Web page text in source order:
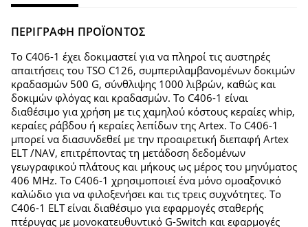
ΠΕΡΙΓΡΑΦΗ ΠΡΟΪΟΝΤΟΣ
Το C406-1 έχει δοκιμαστεί για να πληροί τις αυστηρές
απαιτήσεις του TSO C126, συμπεριλαμβανομένων δοκιμών
κραδασμών 500 G, σύνθλιψης 1000 λιβρών, καθώς και
δοκιμών φλόγας και κραδασμών. Το C406-1 είναι
διαθέσιμο για χρήση με τις χαμηλού κόστους κεραίες whip,
κεραίες ράβδου ή κεραίες λεπίδων της Artex. Το C406-1
μπορεί να διασυνδεθεί με την προαιρετική διεπαφή Artex
ELT /NAV, επιτρέποντας τη μετάδοση δεδομένων
γεωγραφικού πλάτους και μήκους ως μέρος του μηνύματος
406 MHz. Το C406-1 χρησιμοποιεί ένα μόνο ομοαξονικό
καλώδιο για να φιλοξενήσει και τις τρεις συχνότητες. Το
C406-1 ELT είναι διαθέσιμο για εφαρμογές σταθερής
πτέρυγας με μονοκατευθυντικό G-Switch και εφαρμογές